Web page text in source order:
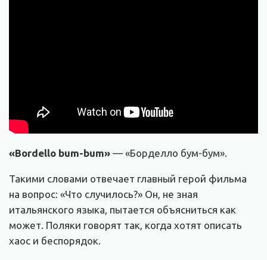
«Bordello bum-bum» — «Борделло бум-бум».
Такими словами отвечает главный герой фильма
на вопрос: «Что случилось?» Он, не зная
итальянского языка, пытается объясниться как
может. Поляки говорят так, когда хотят описать
хаос и беспорядок.